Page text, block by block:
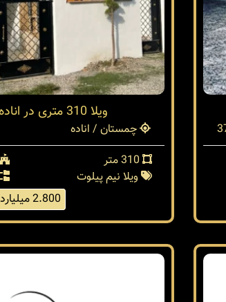
ویلا 310 متری در اناده چمستان
چمستان / اناده
310 متر
ویلا نیم پیلوت
2.800 میلیارد